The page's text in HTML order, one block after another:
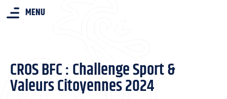
MENU
CROS BFC : Challenge Sport &
Valeurs Citoyennes 2024